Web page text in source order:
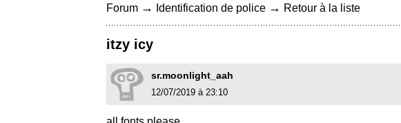
Forum → Identification de police → Retour à la liste
itzy icy
sr.moonlight_aah
12/07/2019 à 23:10